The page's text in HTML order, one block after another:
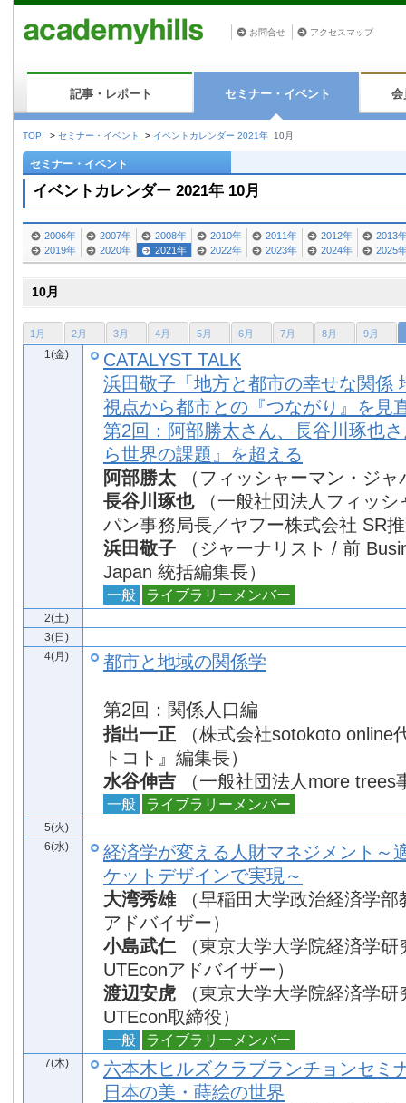
お問合せ アクセスマップ
記事・レポート セミナー・イベント 会
TOP > セミナー・イベント > イベントカレンダー 2021年 10月
セミナー・イベント
イベントカレンダー 2021年 10月
2006年 2007年 2008年 2010年 2011年 2012年
2013
2019年
2020年 2021年 2022年 2023年 2024年 2025
10月
1月 2月 3月 4月 5月 6月 7月 8月 9月
1(金)
CATALYST TALK
浜田敬子「地方と都市の幸せな関係
視点から都市との『つながり』を見
第2回：阿部勝太さん、長谷川琢也
ら世界の課題』を超える
阿部勝太 （フィッシャーマン・ジ
長谷川琢也（一般社団法人フィッシ
パン事務局長／ヤフー株式会社 SR
浜田敬子 （ジャーナリスト / 前
Japan 統括編集長）
一般 ライブラリーメンバー
2(土)
3(日)
4(月)
都市と地域の関係学
第2回：関係人口編
指出一正 （株式会社sotokoto online
トコト』編集長）
水谷伸吉 （一般社団法人more trees
一般 ライブラリーメンバー
5(火)
6(水)
経済学が変える人財マネジメント～
ケットデザインで実現～
大湾秀雄（早稲田大学政治経済学部
アドバイザー）
小島武仁 （東京大学大学院経済学研
UTEconアドバイザー）
渡辺安虎 （東京大学大学院経済学研
UTEcon取締役）
一般 ライブラリーメンバー
7(木)
六本木ヒルズクラブランチョンセミ
日本の美・蒔絵の世界